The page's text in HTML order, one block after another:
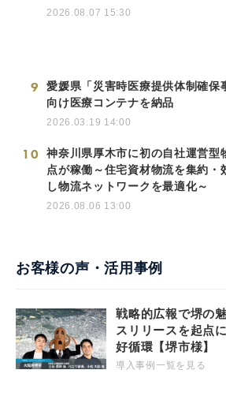
2026.08.07 15:30
9
愛媛県「災害時医療提供体制確保
向け医療コンテナを納品
2026.03.19 14:00
10
神奈川県厚木市に初の自社運営型
点が稼働～住宅資材物流を集約・
し物流ネットワークを最適化～
2026.08.06 13:00
お客様の声・活用事例
戦略的広報で堺の
スリリースを起点
好循環【堺市様】
導入事例一覧を見る